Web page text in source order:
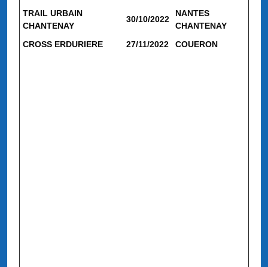
TRAIL URBAIN
CHANTENAY
30/10/2022
NANTES
CHANTENAY
CROSS ERDURIERE
27/11/2022 COUERON